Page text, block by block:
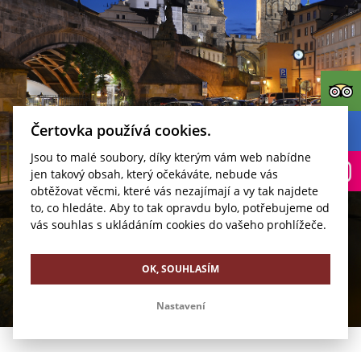
REZERVOVAT
Kudy k nám?
Čertovka používá cookies.
Jsou to malé soubory, díky kterým vám web nabídne
jen takový obsah, který očekáváte, nebude vás
obtěžovat věcmi, které vás nezajímají a vy tak najdete
to, co hledáte. Aby to tak opravdu bylo, potřebujeme od
vás souhlas s ukládáním cookies do vašeho prohlížeče.
OK, SOUHLASÍM
Nastavení